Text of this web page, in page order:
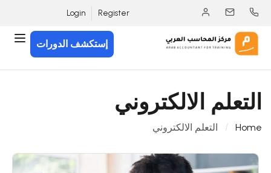
Register
Login
إستكشف الدورات
التعلم الالكتروني
Home التعلم الالكتروني